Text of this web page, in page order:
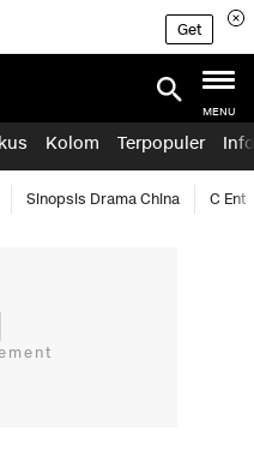
Get
MENU
Kolom Terpopuler
Sinopsis Drama China C Ent